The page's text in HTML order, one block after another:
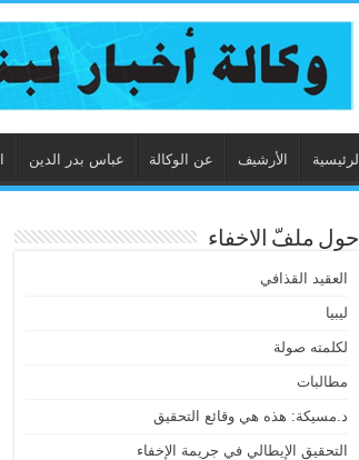
الرئيسية الأرشيف عن الوكالة عباس بدر الدين
حول ملفّ الاخفاء
العقيد القذافي
ليبيا
لكلمته صولة
مطالبات
د.مسيكة: هذه هي وقائع التحقيق
التحقيق الإيطالي في جريمة الإخفاء